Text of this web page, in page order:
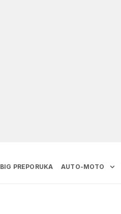
BIG PREPORUKA AUTO-MOTO